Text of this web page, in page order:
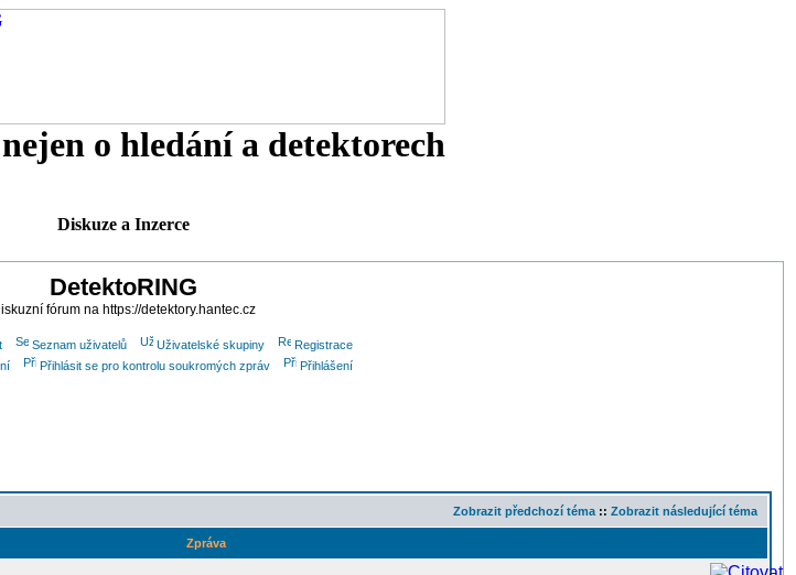
o hledání a detektorech
Diskuze a Inzerce
DetektoRING
fórum na https://detektory.hantec.cz
Seznam uživatelů Uživatelské skupiny
Registrace
Přihlásit se pro kontrolu soukromých zpráv Přihlášení
Zobrazit předchozí téma :: Zobrazit následující téma
Zpráva